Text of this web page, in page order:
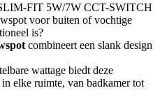
FIT 5W/7W CCT-SWITCH
voor buiten of vochtige
is?
combineert een slank design
wattage biedt deze
elke ruimte, van badkamer tot